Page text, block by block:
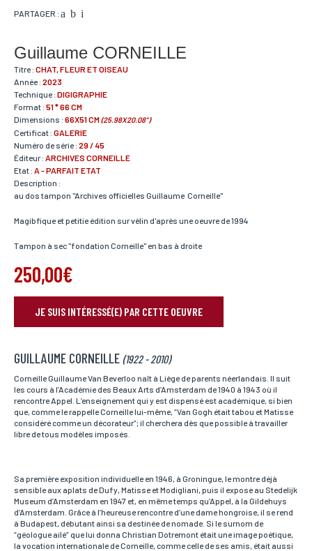
PARTAGER :
Guillaume CORNEILLE
Titre : CHAT, FLEUR ET OISEAU
Année : 2023
Technique : DIGIGRAPHIE
Format : 51 * 66 CM
Dimensions : 66X51 CM(25.98X20.08")
Certificat : GALERIE
Numéro de série : 29 / 45
Éditeur : ARCHIVES CORNEILLE
Etat : A - PARFAIT ETAT
Description :
au dos tampon "Archives officielles Guillaume Corneille"
Magibfique et petitie édition sur vèlin d'après une oeuvre de 1994
Tampon à sec "fondation Corneille" en bas à droite
250,00€
JE SUIS INTÉRESSÉ(E) PAR CETTE OEUVRE
RÉSERVER VOTRE OEUVRE
Nom*
vous pouvez nous laisser vos nom et prénom.
Prénom*
Email*
Votre adresse mail sert uniquement à vous répondre.
GUILLAUME CORNEILLE (1922 - 2010)
Corneille Guillaume Van Beverloo naît à Liège de parents néerlandais. Il suit
les cours à l’Académie des Beaux Arts d’Amsterdam de 1940 à 1943 où il
rencontre Appel. L’enseignement qui y est dispensé est académique, si bien
que, comme le rappelle Corneille lui-même, “Van Gogh était tabou et Matisse
considéré comme un décorateur”; il cherchera dès que possible à travailler
libre de tous modèles imposés.
Sa première exposition individuelle en 1946, à Groningue, le montre déjà
sensible aux aplats de Dufy, Matisse et Modigliani, puis il expose au Stedelijk
Museum d’Amsterdam en 1947 et, en même temps qu’Appel, à la Gildehuys
d’Amsterdam. Grâce à l’heureuse rencontre d’une dame hongroise, il se rend
à Budapest, débutant ainsi sa destinée de nomade. Si le surnom de
“géologue ailé” que lui donna Christian Dotremont était une image poétique,
la vocation internationale de Corneille, comme celle de ses amis, était aussi